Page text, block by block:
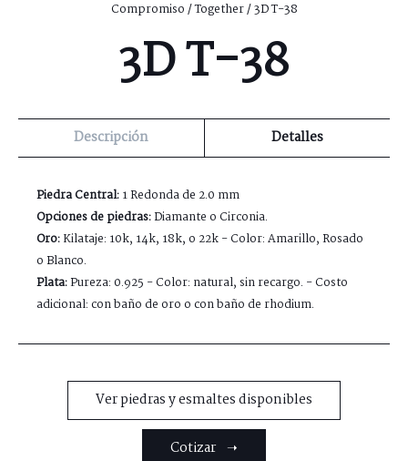
Compromiso/Together/ 3D T-38
3D T-38
Descripción Detalles
Piedra Central:1 Redonda de 2.0 mm
Opciones de piedras:Diamante o Circonia.
Oro:Kilataje: 10k, 14k, 18k, o 22k - Color: Amarillo, Rosado
o Blanco.
Plata:Pureza: 0.925 - Color: natural, sin recargo. - Costo
adicional: con baño de oro o con baño de rhodium.
Ver piedras y esmaltes disponibles
Cotizar ➝